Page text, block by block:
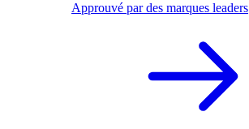
Approuvé par des marques leaders